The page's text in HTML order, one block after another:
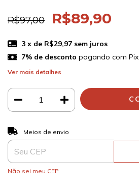
R$97,00 R$89,90
3 x de R$29,97 sem juros
7% de desconto pagando com Pix
Ver mais detalhes
Entregas para o CEP:
Meios de envio
Não sei meu CEP